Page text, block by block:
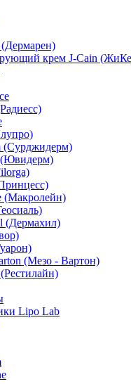
(Дермарен)
крем J-Cain
(Сурджидерм)
(Ювидерм)
(Макролейн)
(Дермахил)
(Мезо - Вартон)
Lipo Lab